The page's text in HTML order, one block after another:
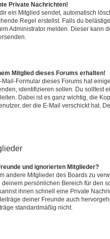
Private Nachrichten!
ein Mitglied sendet, automatisch
Regel erstellst. Falls du
Administrator melden. Dieser kann
Mitglied dieses Forums erhalten!
Mail-Formular dieses Forums hat
identifizieren sollen. Du solltest
Dabei ist es ganz wichtig, die
der die E-Mail verschickt hat.
und ignorierten Mitglieder?
andere Mitglieder des Boards zu
persönlichen Bereich für den
ihnen schnell eine Private
deiner Freunde auch
standardmäßig nicht.